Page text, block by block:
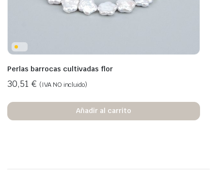
Perlas barrocas cultivadas flor
30,51 € (IVA NO incluido)
Añadir al carrito